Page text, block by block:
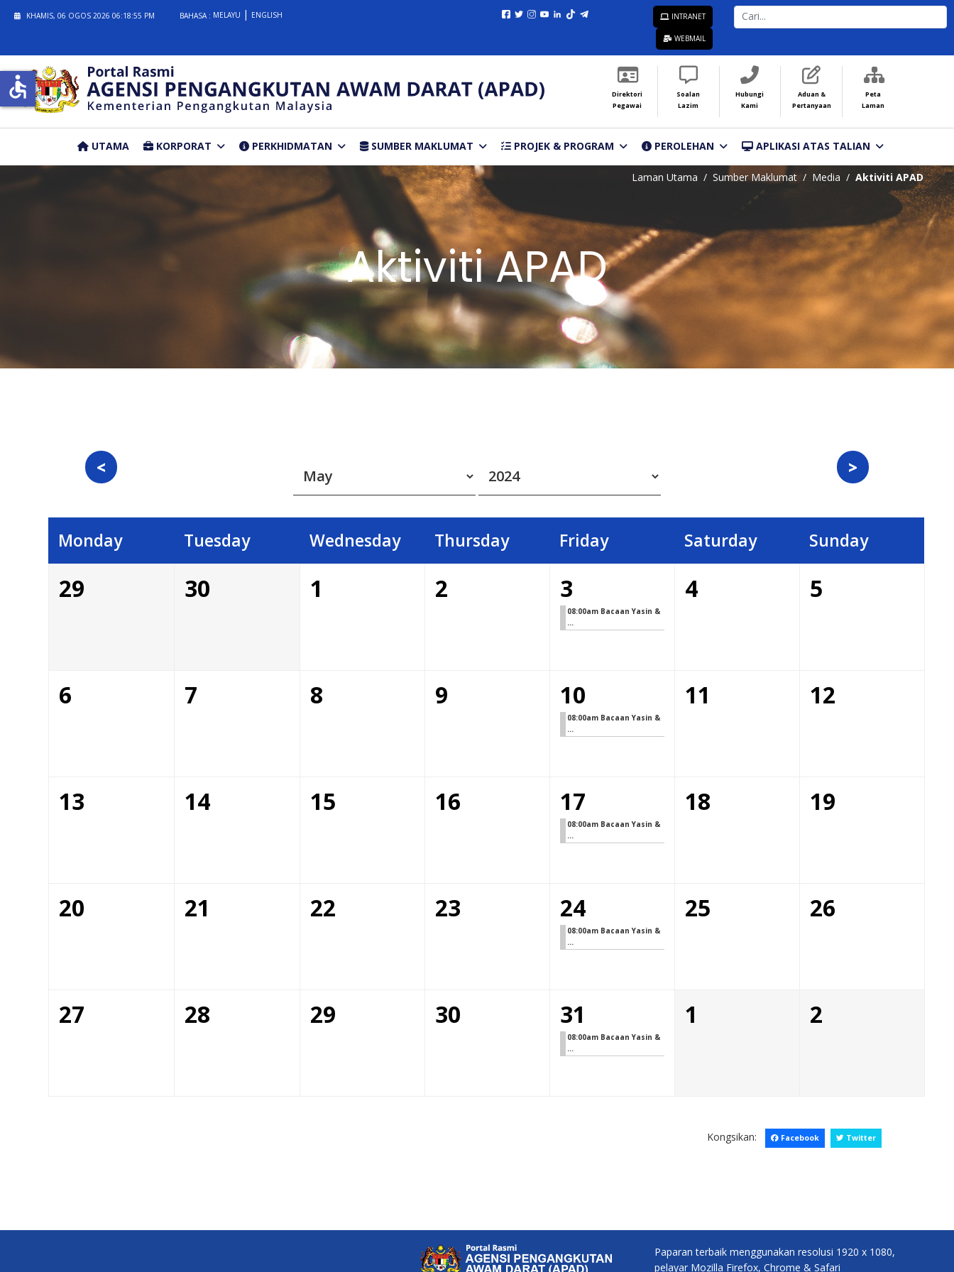
KHAMIS, 06 OGOS 2026 06:18:55 PM BAHASA : MELAYU ENGLISH INTRANET
WEBMAIL
CARI...
Direktori
Pegawai
Soalan
Lazim
Hubungi
Kami
Aduan &
Pertanyaan
Peta
Laman
UTAMA KORPORAT PERKHIDMATAN SUMBER MAKLUMAT PROJEK & PROGRAM PEROLEHAN APLIKASI ATAS TALIAN
Laman Utama Sumber Maklumat Media Aktiviti APAD
Aktiviti APAD
Monday Tuesday Wednesday Thursday Friday Saturday Sunday
29 30 1 2 3
08:00am Bacaan Yasin &
...
4 5
6 7 8 9 10
08:00am Bacaan Yasin &
...
11 12
13 14 15 16 17
08:00am Bacaan Yasin &
...
18 19
20 21 22 23 24
08:00am Bacaan Yasin &
...
25 26
27 28 29 30 31
08:00am Bacaan Yasin &
...
1 2
Kongsikan: Facebook Twitter
Paparan terbaik menggunakan resolusi 1920 x 1080,
pelayar Mozilla Firefox, Chrome & Safari
accessible